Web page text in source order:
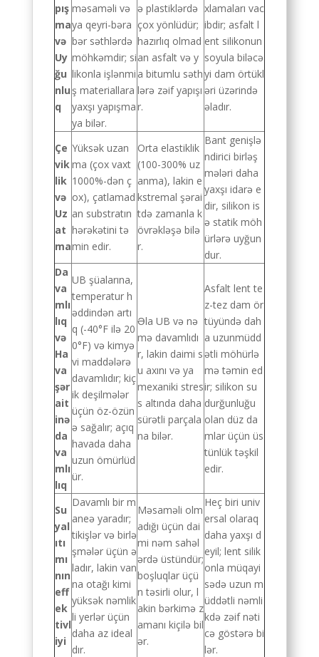
pış
ma
və
Uy
ğu
nlu
q
məsaməli və
ya qeyri-bəra
bər səthlərdə
möhkəmdir; si
likonla işlənmi
ş materiallara
yaxşı yapışma
ya bilər.
ə plastiklərdə
çox yönlüdür;
hazırlıq olmad
an asfalt və y
a bitumlu səth
lərə zəif yapışı
r.
xlamaları vac
ibdir; asfalt l
ent silikonun
soyula biləcə
yi dam örtükl
əri üzərində
əladır.
Çe
vik
lik
və
Uz
at
ma
Yüksək uzan
ma (çox vaxt
1000%-dən ç
ox), çatlamad
an substratın
hərəkətini tə
min edir.
Orta elastiklik
(100-300% uz
anma), lakin e
kstremal şərai
tdə zamanla k
övrəkləşə bilə
r.
Bant genişlə
ndirici birləş
mələri daha
yaxşı idarə e
dir, silikon is
ə statik möh
ürlərə uyğun
dur.
Da
va
mlı
lıq
və
Ha
va
şər
ait
inə
da
va
mlı
lıq
UB şüalarına,
temperatur h
əddindən artı
q (-40°F ilə 20
0°F) və kimyə
vi maddələrə
davamlıdır; kiç
ik deşilmələr
üçün öz-özün
ə sağalır; açıq
havada daha
uzun ömürlüd
ür.
Əla UB və nə
mə davamlıdı
r, lakin daimi s
u axını və ya
mexaniki stres
s altında daha
sürətli parçala
na bilər.
Asfalt lent te
z-tez dam ör
tüyündə dah
a uzunmüdd
ətli möhürlə
mə təmin ed
ir; silikon su
durğunluğu
olan düz da
mlar üçün üs
tünlük təşkil
edir.
Su
yal
ıtı
mı
nın
eff
ek
tivl
iyi
Davamlı bir m
aneə yaradır;
tikişlər və birlə
şmələr üçün ə
ladır, lakin van
na otağı kimi
yüksək nəmlik
li yerlər üçün
daha az ideal
dır.
Məsaməli olm
adığı üçün dai
mi nəm sahəl
ərdə üstündür;
boşluqlar üçü
n təsirli olur, l
akin bərkimə z
amanı kiçilə bil
ər.
Heç biri univ
ersal olaraq
daha yaxşı d
eyil; lent silik
onla müqayi
sədə uzun m
üddətli nəmli
kdə zəif nəti
cə göstərə bi
lər.